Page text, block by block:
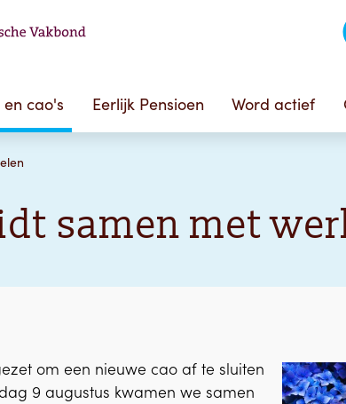
cao's Eerlijk Pensioen Word actief
samen met
om een nieuwe cao af te sluiten
9 augustus kwamen we samen